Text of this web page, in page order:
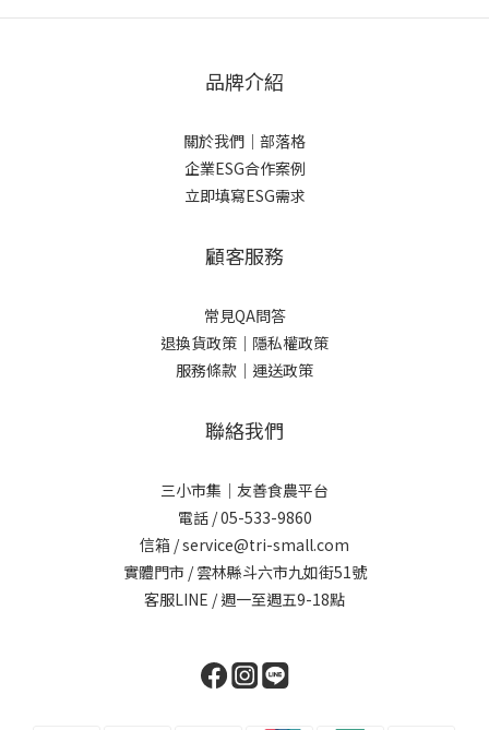
品牌介紹
關於我們 ｜ 部落格
企業ESG合作案例
立即填寫ESG需求
顧客服務
常見QA問答
退換貨政策｜ 隱私權政策
服務條款｜ 運送政策
聯絡我們
三小市集｜友善食農平台
電話 / 05-533-9860
信箱 / service@tri-small.com
實體門市 / 雲林縣斗六市九如街51號
客服LINE / 週一至週五9-18點